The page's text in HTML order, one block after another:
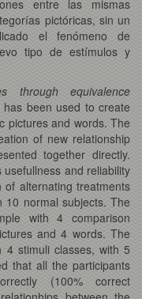
entre las mismas
pictóricas, sin un
el fenómeno de
tipo de estímulos y
through equivalence
has been used to create
pictures and words. The
of new relationship
together directly.
usefullness and reliability
alternating treatments
10 normal subjects. The
with 4 comparison
and 4 words. The
4 stimuli classes, with 5
that all the participants
(100% correct